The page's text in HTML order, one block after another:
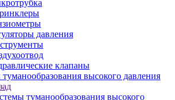
давления
клапаны
высокого давления
туманообразования высокого